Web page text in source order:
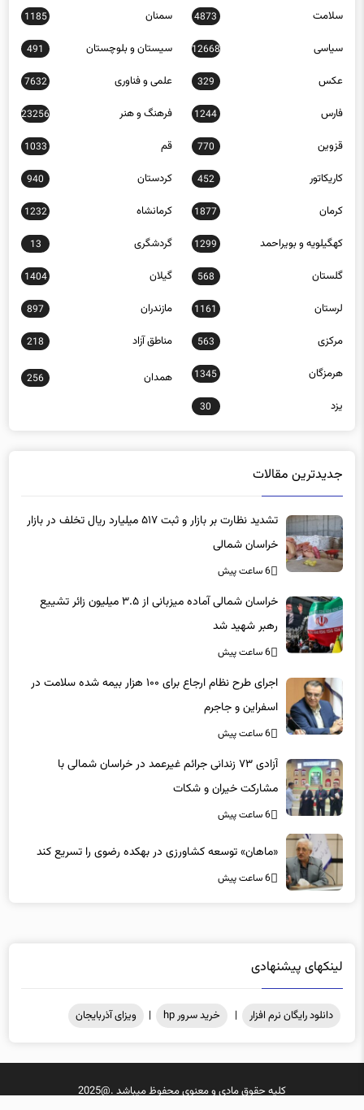
سیاسی 12668 سیستان و بلوچستان 491
عکس 329 علمی و فناوری 7632
فارس 1244 فرهنگ و هنر 23256
قزوین 770 قم 1033
کاریکاتور 452 کردستان 940
کرمان 1877 کرمانشاه 1232
کهگیلویه و بویراحمد 1299 گردشگری 13
گلستان 568 گیلان 1404
لرستان 1161 مازندران 897
مرکزی 563 مناطق آزاد 218
هرمزگان 1345
256
یزد 30
خراسان شمالی
6 ساعت پیش
رهبر شهید شد
6 ساعت پیش
اسفراین و جاجرم
6 ساعت پیش
آزادی ۷۳ زندانی جرائم غیرعمد در خراسان شمالی با
مشارکت خیران و شکات
6 ساعت پیش
6 ساعت پیش
دانلود رایگان نرم افزار
کلیه حقوق مادی و معنوی محفوظ میباشد .@2025